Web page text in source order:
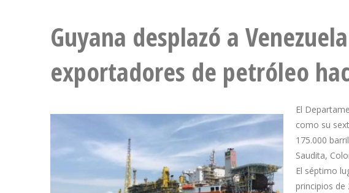
Guyana desplazó a
exportadores de petróleo
El
como su
175.000
Saudita,
El séptimo
principios